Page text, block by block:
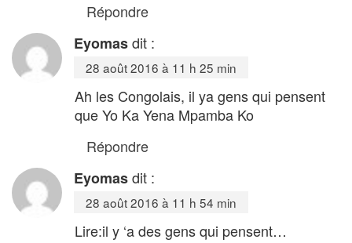
Répondre
Eyomasdit :
28 août 2016 à 11 h 25 min
Ah les Congolais, il ya gens qui pensent
que Yo Ka Yena Mpamba Ko
Répondre
Eyomasdit :
28 août 2016 à 11 h 54 min
Lire:il y ‘a des gens qui pensent…